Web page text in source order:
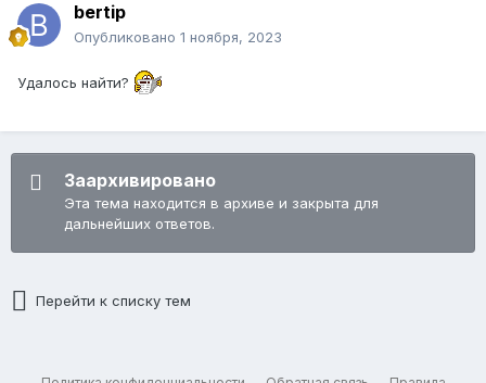
bertip
Опубликовано 1 ноября, 2023
Удалось найти?
Заархивировано
Эта тема находится в архиве и закрыта для
дальнейших ответов.
Перейти к списку тем